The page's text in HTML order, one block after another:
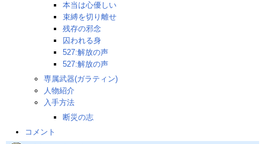
本当は心優しい
束縛を切り離せ
残存の邪念
囚われる身
527:解放の声
527:解放の声
専属武器(ガラティン)
人物紹介
入手方法
断災の志
コメント